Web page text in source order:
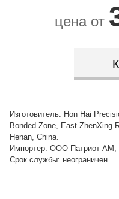
цена от
Изготовитель: Hon Hai
Bonded Zone, East ZhenXing
Henan, China.
Импортер: ООО Патриот-АМ,
Срок службы: неограничен